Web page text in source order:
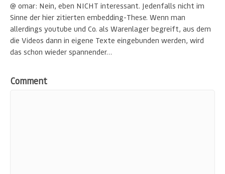
@ omar: Nein, eben NICHT interessant. Jedenfalls nicht im
Sinne der hier zitierten embedding-These. Wenn man
allerdings youtube und Co. als Warenlager begreift, aus dem
die Videos dann in eigene Texte eingebunden werden, wird
das schon wieder spannender…
Comment